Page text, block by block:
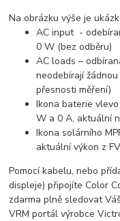
Na obrázku výše je
AC input -
0 W (bez odběru)
AC loads –
neodebírají
přesnosti měření)
Ikona baterie
W a 0 A, aktuální
Ikona solárního
aktuální výkon z
Pomocí kabelu, nebo
displeje) připojíte Color
zdarma plně sledovat
VRM portál výrobce